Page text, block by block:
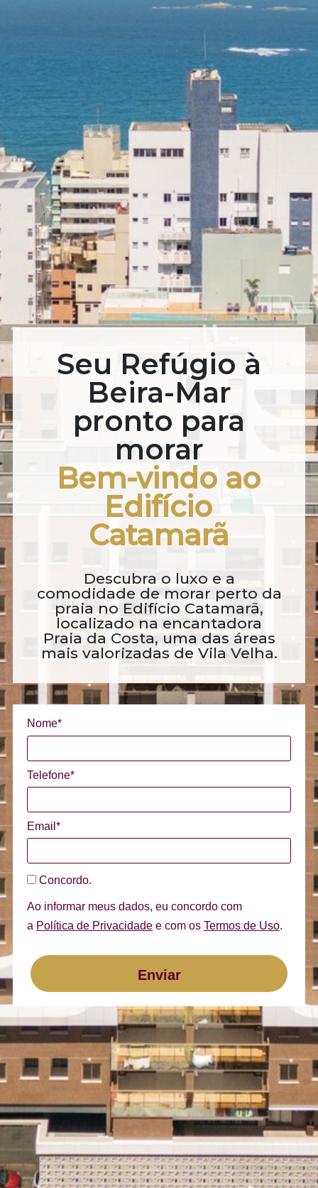
Seu Refúgio à
Beira-Mar
pronto para
morar
Bem-vindo ao
Edifício
Catamarã
Descubra o luxo e a
comodidade de morar perto da
praia no Edifício Catamarã,
localizado na encantadora
Praia da Costa, uma das áreas
mais valorizadas de Vila Velha.
Nome*
Telefone*
Email*
Concordo.
Ao informar meus dados, eu concordo com
a Política de Privacidadee com os Termos de Uso.
Enviar